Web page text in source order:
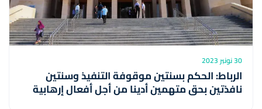
30 نونبر 2023
الرباط: الحكم بسنتين موقوفة التنفيذ وسنتين
نافذتين بحق متهمين أدينا من أجل أفعال إرهابية